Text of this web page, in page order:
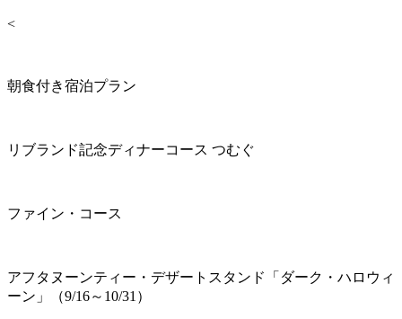
<
朝食付き宿泊プラン
リブランド記念ディナーコース つむぐ
ファイン・コース
アフタヌーンティー・デザートスタンド「ダーク・ハロウィ
ーン」（9/16～10/31）